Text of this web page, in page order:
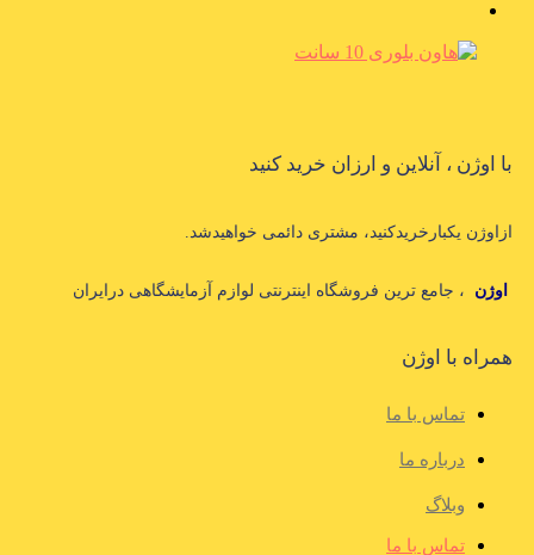
با اوژن ، آنلاین و ارزان خرید کنید
ازاوژن یکبارخریدکنید، مشتری دائمی خواهیدشد.
اوژن ، جامع ترین فروشگاه اینترنتی لوازم آزمایشگاهی درایران
همراه با اوژن
تماس با ما
درباره ما
وبلاگ
تماس با ما